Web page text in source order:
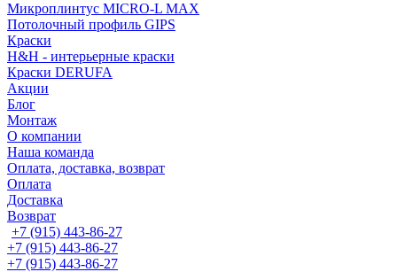
Микроплинтус MICRO-L MAX
Потолочный профиль GIPS
Краски
H&H - интерьерные краски
Краски DERUFA
Акции
Блог
Монтаж
О компании
Наша команда
Оплата, доставка, возврат
Оплата
Доставка
Возврат
+7 (915) 443-86-27
+7 (915) 443-86-27
+7 (915) 443-86-27